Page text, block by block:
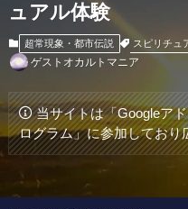
ュアル体験
超常現象・都市伝説 スピリチュ
ゲストオカルトマニア
当サイトは「Googleア
ログラム」に参加してお